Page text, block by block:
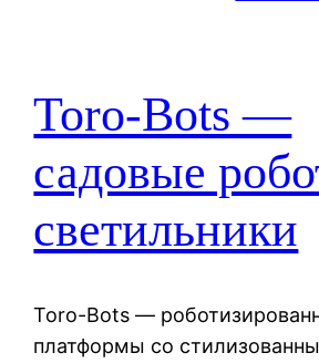
Toro-Bots —
садовые
светильники
Toro-Bots —
платформы со